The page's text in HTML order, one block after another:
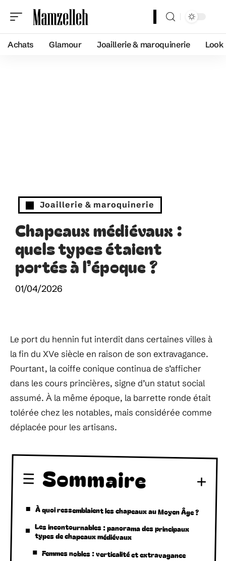
Achats Glamour Joaillerie & maroquinerie Look
Joaillerie & maroquinerie
Chapeaux médiévaux :
quels types étaient
portés à l’époque ?
01/04/2026
Le port du hennin fut interdit dans certaines villes à
la fin du XVe siècle en raison de son extravagance.
Pourtant, la coiffe conique continua de s’afficher
dans les cours princières, signe d’un statut social
assumé. À la même époque, la barrette ronde était
tolérée chez les notables, mais considérée comme
déplacée pour les artisans.
Sommaire
À quoi ressemblaient les chapeaux au Moyen Âge ?
Les incontournables : panorama des principaux
types de chapeaux médiévaux
Femmes nobles : verticalité et extravagance